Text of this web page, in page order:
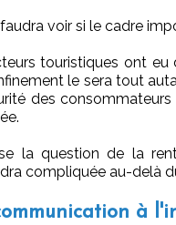
voir si le cadre
touristiques ont
le sera tout
des
la question de la
compliquée au-delà
à